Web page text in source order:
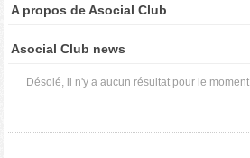
A propos de Asocial Club
Asocial Club news
Désolé, il n'y a aucun résultat pour le moment